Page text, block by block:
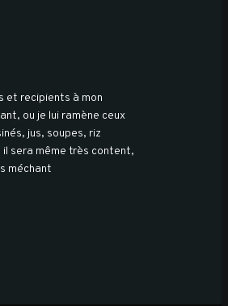
et recipients à mon
ou je lui ramène ceux
jus, soupes, riz
sera même très content,
méchant